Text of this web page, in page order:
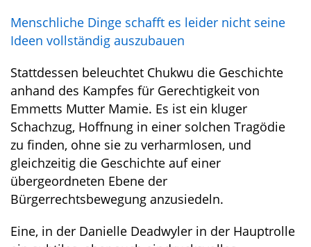
Menschliche Dinge schafft es leider nicht seine
Ideen vollständig auszubauen
Stattdessen beleuchtet Chukwu die Geschichte
anhand des Kampfes für Gerechtigkeit von
Emmetts Mutter Mamie. Es ist ein kluger
Schachzug, Hoffnung in einer solchen Tragödie
zu finden, ohne sie zu verharmlosen, und
gleichzeitig die Geschichte auf einer
übergeordneten Ebene der
Bürgerrechtsbewegung anzusiedeln.
Eine, in der Danielle Deadwyler in der Hauptrolle